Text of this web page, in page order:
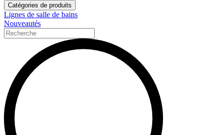
Catégories de produits
Lignes de salle de bains
Nouveautés